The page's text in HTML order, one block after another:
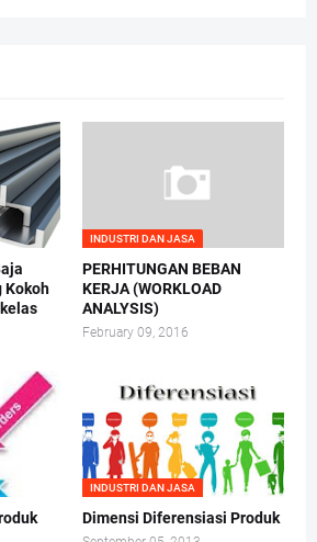
Kokoh
INDUSTRI DAN JASA
PERHITUNGAN BEBAN
KERJA (WORKLOAD
ANALYSIS)
February 09, 2016
INDUSTRI DAN JASA
Dimensi Diferensiasi Produk